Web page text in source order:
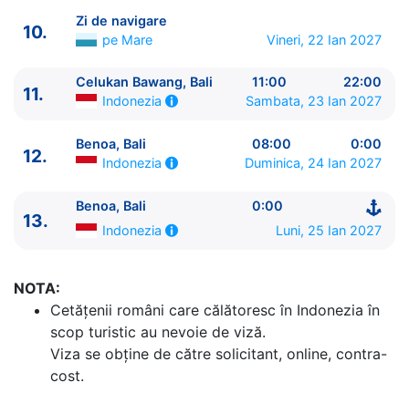
Celukan Bawang, Bali
12.
Benoa, Bali Indonezia
08:00 - 0:00
10.
Zi de navigare
pe Mare
Vineri, 22 Ian 2027
11.
Celukan Bawang, Bali 11:00
22:00
Indonezia
Sambata, 23 Ian 2027
12.
Benoa, Bali 08:00
0:00
Indonezia
Duminica, 24 Ian 2027
13.
Benoa, Bali
0:00
Indonezia
Luni, 25 Ian 2027
NOTA:
Cetăţenii români care călătoresc în Indonezia în
scop turistic au nevoie de viză.
Viza se obține de către solicitant, online, contra-
cost.